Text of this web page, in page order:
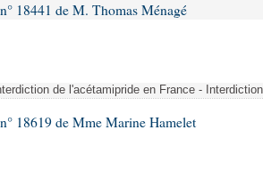
18441 de M. Thomas Ménagé
de l'acétamipride en France -
18619 de Mme Marine Hamelet